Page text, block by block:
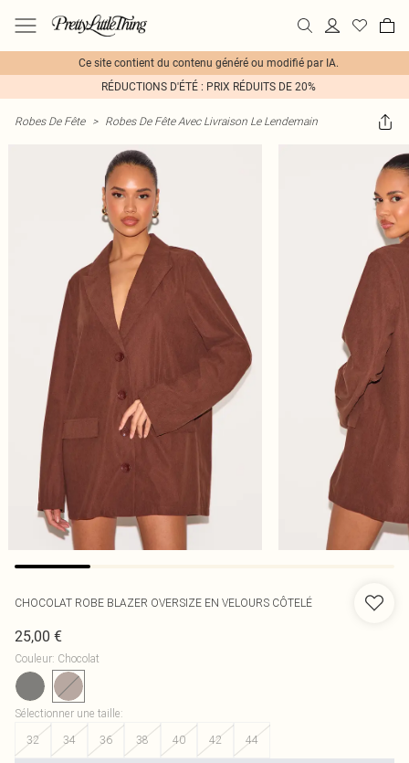
Ce site contient du contenu généré ou modifié par IA.
RÉDUCTIONS D'ÉTÉ : PRIX RÉDUITS DE 20%
Robes De Fête > Robes De Fête Avec Livraison Le Lendemain
CHOCOLAT ROBE BLAZER OVERSIZE EN VELOURS CÔTELÉ
25,00 €
Couleur: Chocolat
Sélectionner une taille:
32
34 36 38 40 42 44